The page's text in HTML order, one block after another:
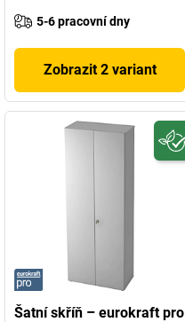
5-6 pracovní dny
Zobrazit 2 variant
Šatní skříň – eurokraft pro